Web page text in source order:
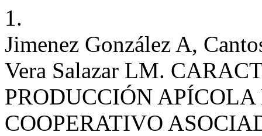
1.
Jimenez González A,
Vera Salazar LM.
PRODUCCIÓN
COOPERATIVO